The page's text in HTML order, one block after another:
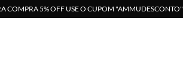
COMPRA 5% OFF USE O CUPOM "AMMUDESCONTO"